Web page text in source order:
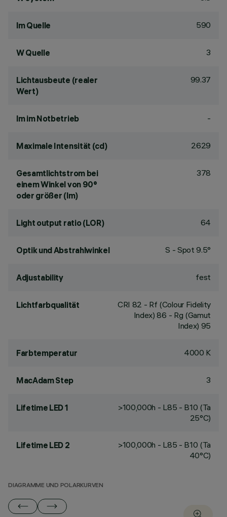
lm Quelle 590
W Quelle 3
Lichtausbeute (realer
Wert)
99.37
lm im Notbetrieb -
Maximale Intensität (cd) 2629
Gesamtlichtstrom bei
einem Winkel von 90°
oder größer (lm)
378
Light output ratio (LOR) 64
Optik und Abstrahlwinkel S - Spot 9.5°
Adjustability fest
Lichtfarbqualität CRI 82 - Rf (Colour Fidelity
Index) 86 - Rg (Gamut
Index) 95
Farbtemperatur 4000 K
MacAdam Step 3
Lifetime LED 1
>100,000h - L85 - B10 (Ta
25°C)
Lifetime LED 2
>100,000h - L85 - B10 (Ta
40°C)
DIAGRAMME UND POLARKURVEN